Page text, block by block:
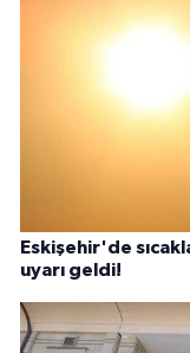
Eskişehir'de
uyarı geldi!